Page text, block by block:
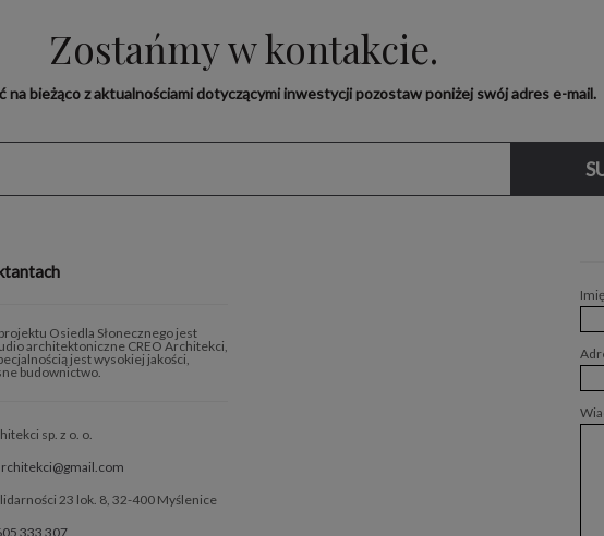
Zostańmy w kontakcie.
na bieżąco z aktualnościami dotyczącymi inwestycji pozostaw poniżej swój adres e-mail.
Osiedla Słonecznego jest
architektoniczne CREO Architekci,
jest wysokiej jakości,
budownictwo.
sp. z o. o.
23 lok. 8, 32-400 Myślenice
333 307
Imię